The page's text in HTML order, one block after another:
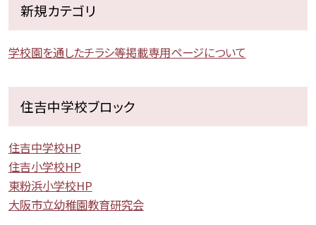
新規カテゴリ
学校園を通したチラシ等掲載専用ページについて
住吉中学校ブロック
住吉中学校HP
住吉小学校HP
東粉浜小学校HP
大阪市立幼稚園教育研究会